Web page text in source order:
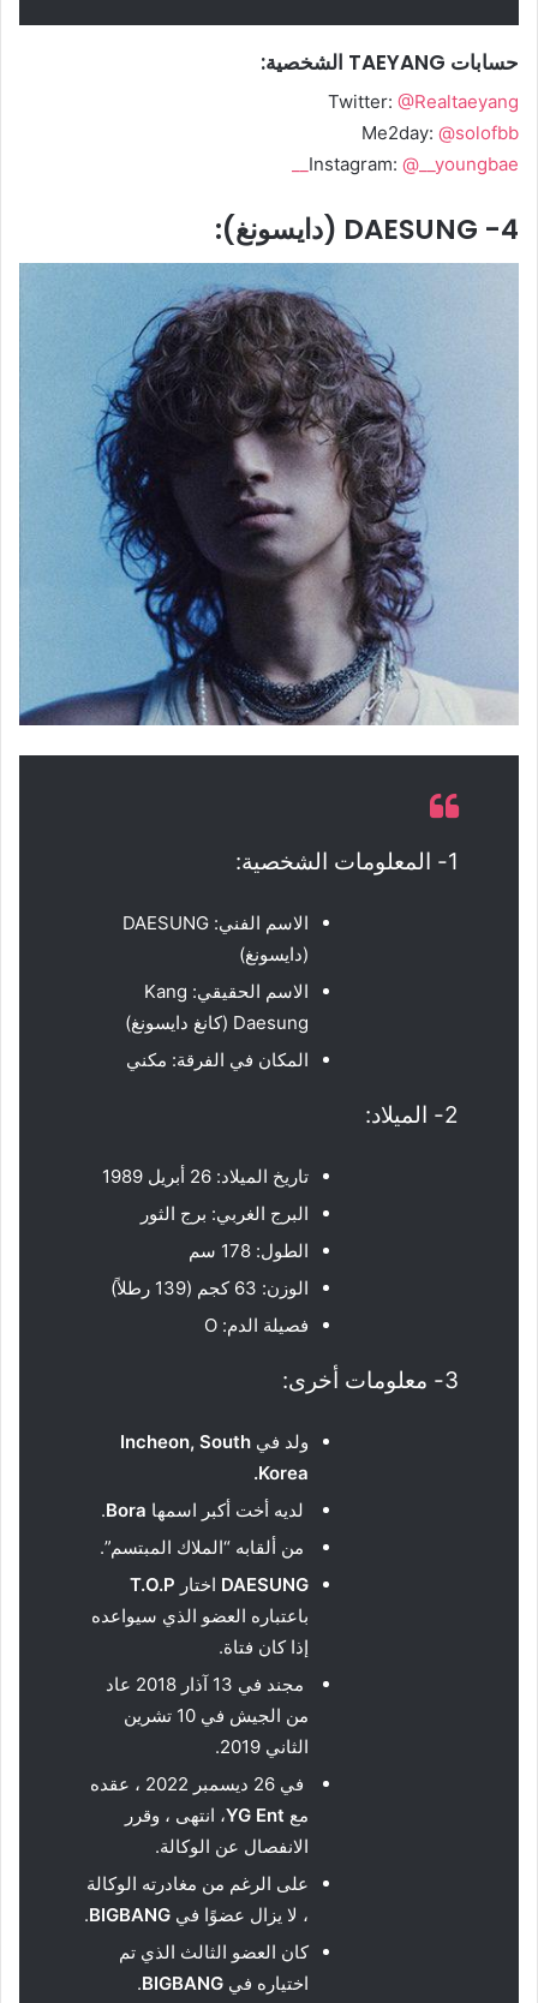
حسابات TAEYANG الشخصية:
Twitter: @Realtaeyang
Me2day: @solofbb
Instagram: @__youngbae__
4- DAESUNG (دايسونغ):
1- المعلومات الشخصية:
الاسم الفني: DAESUNG
(دايسونغ)
الاسم الحقيقي: Kang
Daesung (كانغ دايسونغ)
المكان في الفرقة: مكني
2- الميلاد:
تاريخ الميلاد: 26 أبريل 1989
البرج الغربي: برج الثور
الطول: 178 سم
الوزن: 63 كجم (139 رطلاً)
فصيلة الدم: O
3- معلومات أخرى:
ولد في Incheon, South
Korea
.
لديه أخت أكبر اسمها Bora
.
من ألقابه “الملاك المبتسم”.
DAESUNG اختار T.O.P
باعتباره العضو الذي سيواعده
إذا كان فتاة.
مجند في 13 آذار 2018 عاد
من الجيش في 10 تشرين
الثاني 2019.
في 26 ديسمبر 2022 ، عقده
مع YG Ent، انتهى ، وقرر
الانفصال عن الوكالة.
على الرغم من مغادرته الوكالة
، لا يزال عضوًا في BIGBANG
.
كان العضو الثالث الذي تم
اختياره في BIGBANG
.